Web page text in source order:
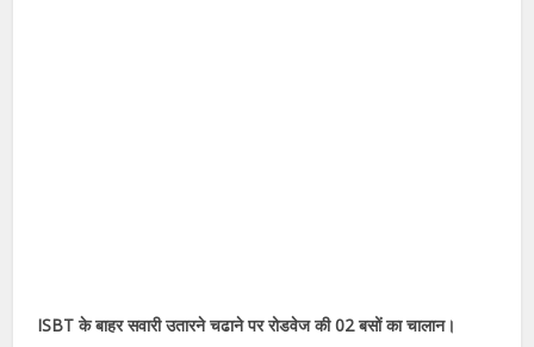
ISBTके बाहर सवारी उतारने चढाने पर रोडवेज की 02 बसों का चालान।